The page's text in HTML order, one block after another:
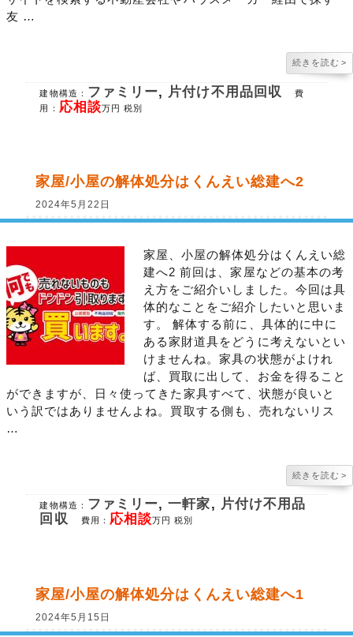
友 …
続きを読む >
建物構造： ファミリー, 片付け不用品回収
費
用： 応相談万円 税別
家屋/小屋の解体処分はくんえい総建へ2
2024年5月22日
家屋、小屋の解体処分はくんえい総
建へ2 前回は、家屋などの基本の考
え方をご紹介いしました。今回は具
体的なことをご紹介したいと思いま
す。 解体する前に、具体的に中に
ある家財道具をどうに考えないとい
けませんね。家具の状態がよけれ
ば、買取に出して、お金を得ること
ができますが、日々使ってきた家具すべて、状態が良いと
いう訳ではありませんよね。買取する側も、売れないリス
…
続きを読む >
建物構造： ファミリー,一軒家, 片付け不用品
回収 費用： 応相談万円 税別
家屋/小屋の解体処分はくんえい総建へ1
2024年5月15日